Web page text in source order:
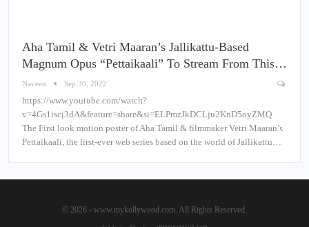
Aha Tamil & Vetri Maaran’s Jallikattu-Based
Magnum Opus “Pettaikaali” To Stream From This…
Naveen Sep 30, 2022
https://www.youtube.com/watch?
v=4Gs1iscj3dA&feature=share&si=ELPmzJkDCLju2KnD5oyZMQ
The First look motion poster of Aha Tamil & filmmaker Vetri Maaran’s
Pettaikaali, the first-ever web series based on the world of Jallikattu…
© 2026 - www.mykollywood.com. All Rights Reserved.